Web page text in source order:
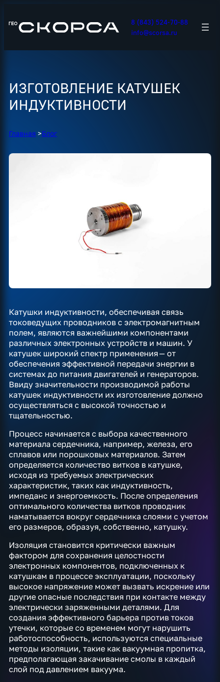
содержимому
8 (843) 524-70-88
info@scorsa.ru
ИЗГОТОВЛЕНИЕ КАТУШЕК
ИНДУКТИВНОСТИ
Главная >Блог
Катушки индуктивности, обеспечивая связь
токоведущих проводников с электромагнитным
полем, являются важнейшими компонентами
различных электронных устройств и машин. У
катушек широкий спектр применения — от
обеспечения эффективной передачи энергии в
системах до питания двигателей и генераторов.
Ввиду значительности производимой работы
катушек индуктивности их изготовление должно
осуществляться с высокой точностью и
тщательностью.
Процесс начинается с выбора качественного
материала сердечника, например, железа, его
сплавов или порошковых материалов. Затем
определяется количество витков в катушке,
исходя из требуемых электрических
характеристик, таких как индуктивность,
импеданс и энергоемкость. После определения
оптимального количества витков проводник
наматывается вокруг сердечника слоями с учетом
его размеров, образуя, собственно, катушку.
Изоляция становится критически важным
фактором для сохранения целостности
электронных компонентов, подключенных к
катушкам в процессе эксплуатации, поскольку
высокое напряжение может вызвать искрение или
другие опасные последствия при контакте между
электрически заряженными деталями. Для
создания эффективного барьера против токов
утечки, которые со временем могут нарушить
работоспособность, используются специальные
методы изоляции, такие как вакуумная пропитка,
предполагающая закачивание смолы в каждый
слой под давлением вакуума.